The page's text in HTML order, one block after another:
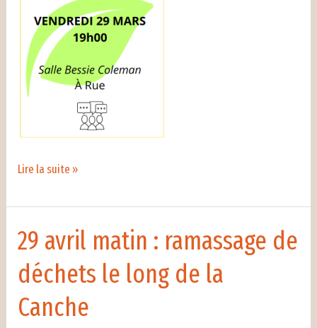
Notre
générale
c’est
le
29
Mars
Lire la suite »
29 avril matin : ramassage de
déchets le long de la
Canche